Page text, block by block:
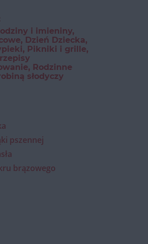
i imieniny,
Dzień Dziecka,
Pikniki i grille,
Rodzinne
słodyczy
pszennej
brązowego